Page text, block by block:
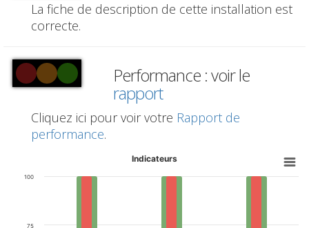
La fiche de description de cette installation est
correcte.
Performance : voir le
rapport
Cliquez ici pour voir votre Rapport de
performance.
Indicateurs
75
100